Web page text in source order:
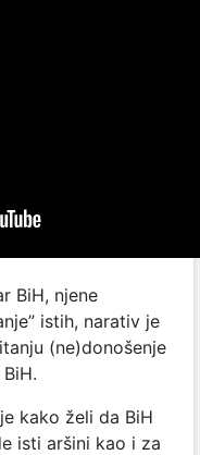
BiH, njene
istih, narativ je
(ne)donošenje
kako želi da BiH
isti aršini kao i za